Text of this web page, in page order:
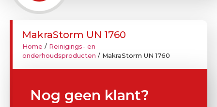
MakraStorm UN 1760
Home / Reinigings- en
onderhoudsproducten / MakraStorm UN 1760
Nog geen klant?